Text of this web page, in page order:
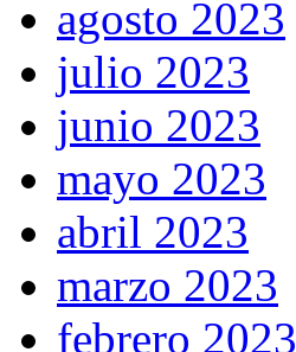
agosto 2023
julio 2023
junio 2023
mayo 2023
abril 2023
marzo 2023
febrero 2023